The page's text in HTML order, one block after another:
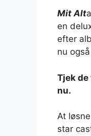
Mit Alt
en
efter
nu
Tjek de
nu.
At
star